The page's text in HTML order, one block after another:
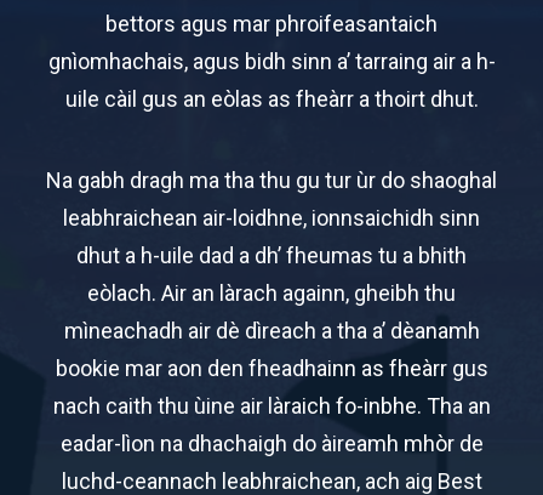
bettors agus mar phroifeasantaich
gnìomhachais, agus bidh sinn a’ tarraing air a h-
uile càil gus an eòlas as fheàrr a thoirt dhut.
Na gabh dragh ma tha thu gu tur ùr do shaoghal
leabhraichean air-loidhne, ionnsaichidh sinn
dhut a h-uile dad a dh’ fheumas tu a bhith
eòlach. Air an làrach againn, gheibh thu
mìneachadh air dè dìreach a tha a’ dèanamh
bookie mar aon den fheadhainn as fheàrr gus
nach caith thu ùine air làraich fo-inbhe. Tha an
eadar-lìon na dhachaigh do àireamh mhòr de
luchd-ceannach leabhraichean, ach aig Best